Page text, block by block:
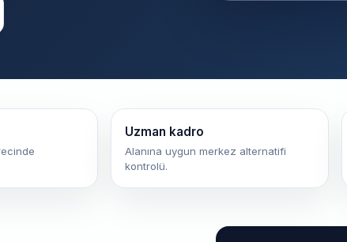
Uzman kadro
Alanına uygun merkez alternatifi
kontrolü.